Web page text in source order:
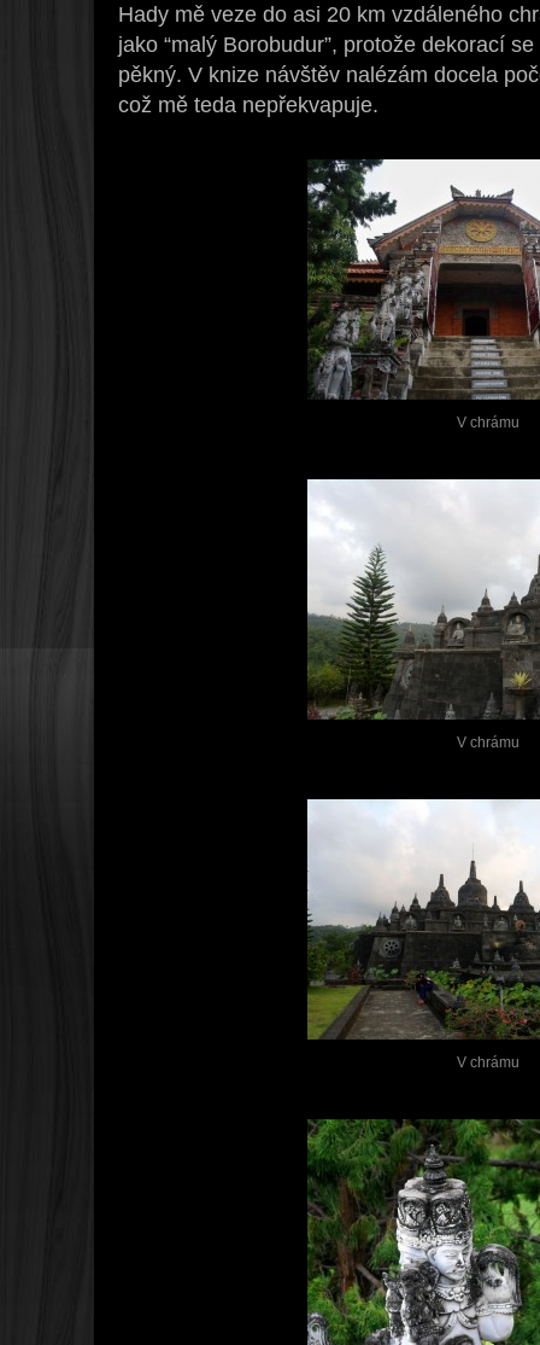
Hady mě veze do asi 20 km vzdáleného
jako “malý Borobudur”, protože dekorací
pěkný. V knize návštěv nalézám docela
což mě teda nepřekvapuje.
V chrámu
V chrámu
V chrámu